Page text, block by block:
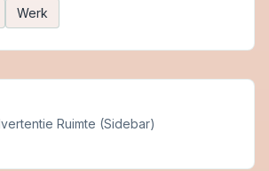
Werk
Ruimte (Sidebar)